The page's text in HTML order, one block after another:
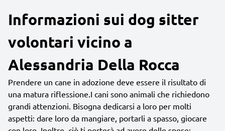
Informazioni sui dog sitter
volontari vicino a
Alessandria Della Rocca
Prendere un cane in adozione deve essere il risultato di
una matura riflessione.I cani sono animali che richiedono
grandi attenzioni. Bisogna dedicarsi a loro per molti
aspetti: dare loro da mangiare, portarli a spasso, giocare